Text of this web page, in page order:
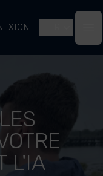
L'IA